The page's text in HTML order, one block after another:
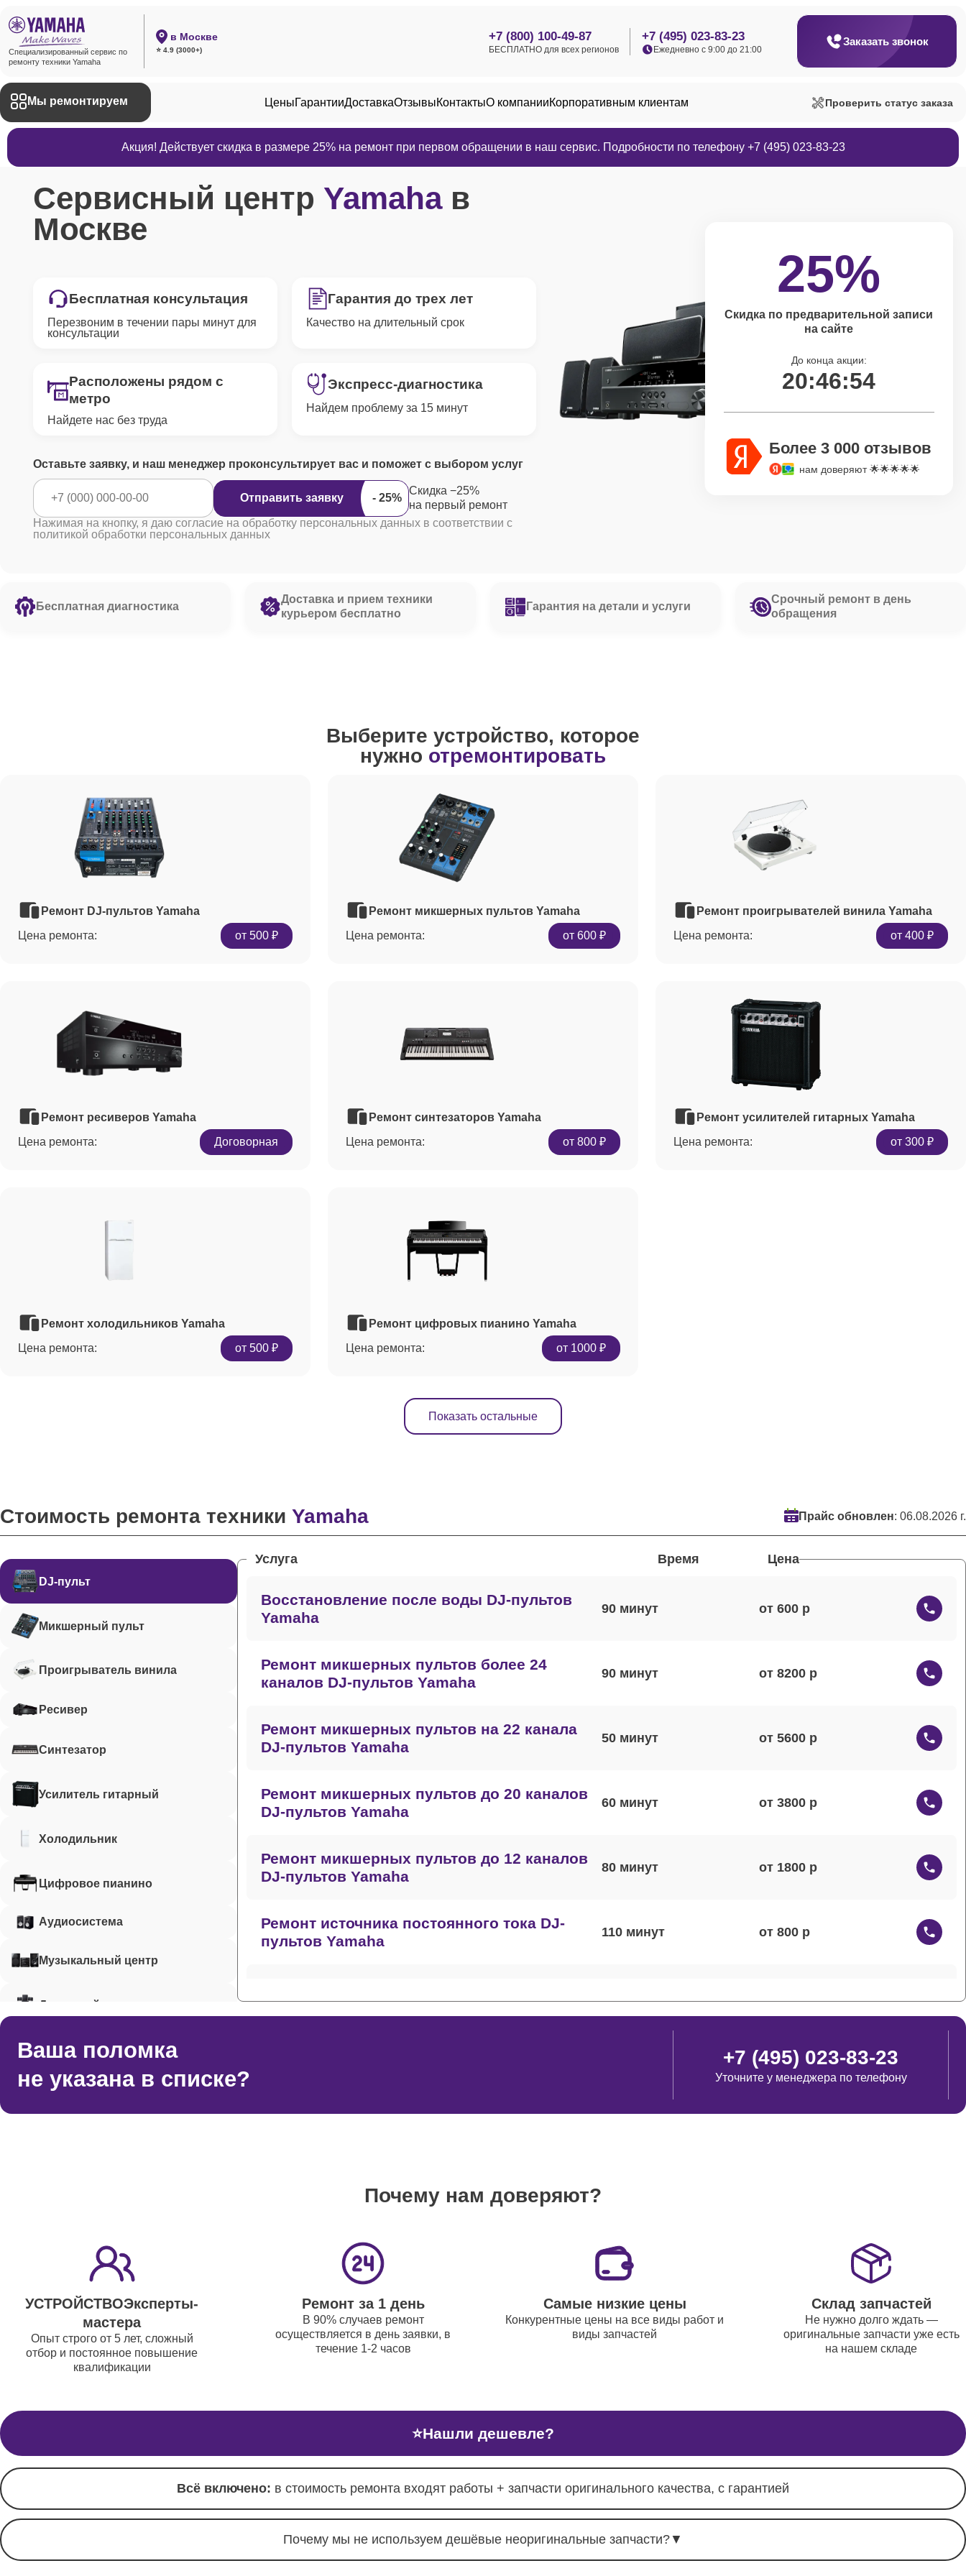
Специализированный сервис по
ремонту техники Yamaha
в Москве
⭐ 4.9 (3000+)
+7 (800) 100-49-87
БЕСПЛАТНО для всех регионов
+7 (495) 023-83-23
Ежедневно с 9:00 до 21:00
Заказать звонок
Мы ремонтируем ЦеныГарантииДоставкаОтзывыКонтактыО компанииКорпоративным клиентам Проверить статус заказа
Акция! Действует скидка в размере 25% на ремонт при первом обращении в наш сервис. Подробности по телефону +7 (495) 023-83-23
Сервисный центр Yamahaв
Москве
Бесплатная консультация
Перезвоним в течении пары минут для
консультации
Гарантия до трех лет
Качество на длительный срок
Расположены рядом с
метро
Найдете нас без труда
Экспресс-диагностика
Найдем проблему за 15 минут
Оставьте заявку, и наш менеджер проконсультирует вас и поможет с выбором услуг
Отправить заявку
Скидка −25%
на первый ремонт
Нажимая на кнопку, я даю согласие на обработку персональных данных в соответствии с
политикой обработки персональных данных
25%
Скидка по предварительной записи
на сайте
До конца акции:
20:46:53
Более 3 000 отзывов
нам доверяют 🌟🌟🌟🌟🌟
Бесплатная диагностика
Доставка и прием техники
курьером бесплатно
Гарантия на детали и услуги
Срочный ремонт в день
обращения
Выберите устройство, которое
нужно отремонтировать
Ремонт DJ-пультов Yamaha
Цена ремонта:
от 500 ₽
Ремонт микшерных пультов Yamaha
Цена ремонта:
от 600 ₽
Ремонт проигрывателей винила Yamaha
Цена ремонта:
от 400 ₽
Ремонт ресиверов Yamaha
Цена ремонта:
Договорная
Ремонт синтезаторов Yamaha
Цена ремонта:
от 800 ₽
Ремонт усилителей гитарных Yamaha
Цена ремонта:
от 300 ₽
Ремонт холодильников Yamaha
Цена ремонта:
от 500 ₽
Ремонт цифровых пианино Yamaha
Цена ремонта:
от 1000 ₽
Показать остальные
Стоимость ремонта техники Yamaha Прайс обновлен: 06.08.2026 г.
DJ-пульт
Микшерный пульт
Проигрыватель винила
Ресивер
Синтезатор
Усилитель гитарный
Холодильник
Цифровое пианино
Аудиосистема
Музыкальный центр
Домашний кинотеатр
Микрофон
Акустическая система
Услуга Время Цена
Восстановление после воды DJ-пультов
Yamaha
90 от 600
Ремонт микшерных пультов более 24
каналов DJ-пультов Yamaha
90 от 8200
Ремонт микшерных пультов на 22 канала
DJ-пультов Yamaha
50 от 5600
Ремонт микшерных пультов до 20 каналов
DJ-пультов Yamaha
60 от 3800
Ремонт микшерных пультов до 12 каналов
DJ-пультов Yamaha
80 от 1800
Ремонт источника постоянного тока DJ-
пультов Yamaha
110 от 800
Ремонт фейдеров DJ-пультов Yamaha
Корпусный ремонт (замена резинок,
креплений, кнопок) DJ-пультов Yamaha
80
Ремонт цифровых микшерных пультов DJ-
пультов Yamaha
90 от 8800
Ваша поломка
не указана в списке?
+7 (495) 023-83-23
Уточните у менеджера по телефону
Почему нам доверяют?
УСТРОЙСТВОЭксперты-
мастера
Опыт строго от 5 лет, сложный
отбор и постоянное повышение
квалификации
Ремонт за 1 день
В 90% случаев ремонт
осуществляется в день заявки, в
течение 1-2 часов
Самые низкие цены
Конкурентные цены на все виды работ и
виды запчастей
Склад запчастей
Не нужно долго ждать —
оригинальные запчасти уже есть
на нашем складе
⭐Нашли дешевле?
Всё включено: в стоимость ремонта входят работы + запчасти оригинального качества, с гарантией
Почему мы не используем дешёвые неоригинальные запчасти?▼